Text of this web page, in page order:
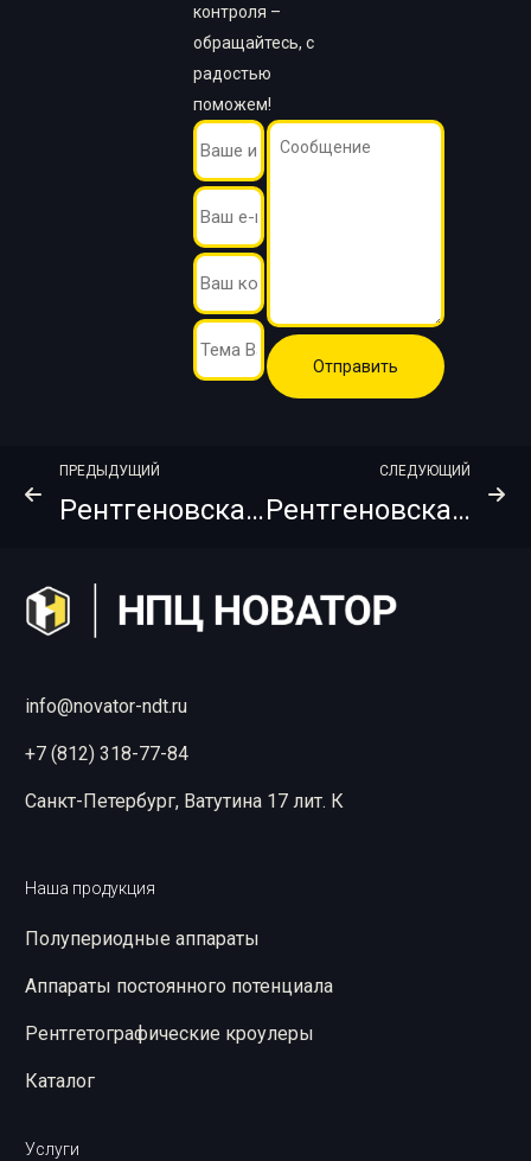
контроля –
обращайтесь, с
радостью
поможем!
ПРЕДЫДУЩИЙ
Рентгеновская пленка KODAK (Carestream) Industrex AA400 Pb Cp 10х24
СЛЕДУЮЩИЙ
Рентгеновская пленка KODAK (Carestream) Industrex AA400 Pb Cp 10х48
info@novator-ndt.ru
+7 (812) 318-77-84
Санкт-Петербург, Ватутина 17 лит. К
Наша продукция
Полупериодные аппараты
Аппараты постоянного потенциала
Рентгетографические кроулеры
Каталог
Услуги